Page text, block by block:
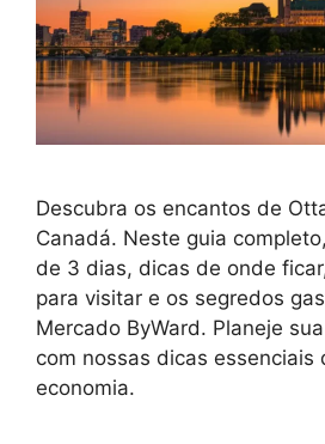
Descubra os encantos de
Canadá. Neste guia
de 3 dias, dicas de onde
para visitar e os segredos
Mercado ByWard. Planeje
com nossas dicas essenciais
economia.